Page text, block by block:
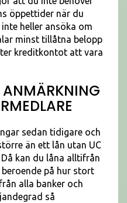
öppettider när du
inte heller ansöka om
minst tillåtna belopp
kreditkontot att vara
ANMÄRKNING
sedan tidigare och
än ett lån utan UC
kan du låna alltifrån
på hur stort
alla banker och
så